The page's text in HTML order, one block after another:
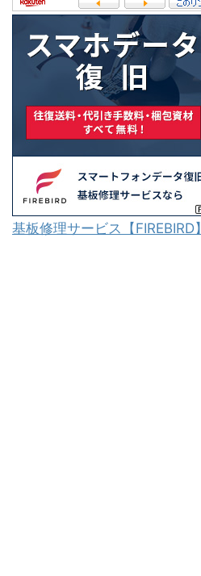
基板修理サービス【FIREBIRD】